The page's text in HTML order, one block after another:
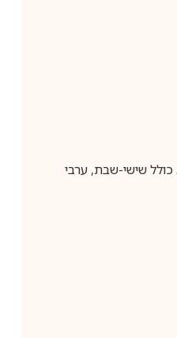
ביצוע ההזמנה, בין השעות 9:00-21:00 כולל תיאום טלפוני. לא כולל שישי-שבת, ערבי